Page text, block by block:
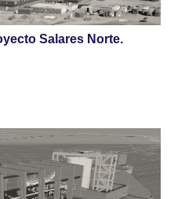
Salares Norte.